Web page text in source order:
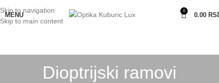
Skip to navigation
Skip to main content
MENU
0
0.00
Dioptrijski ramovi